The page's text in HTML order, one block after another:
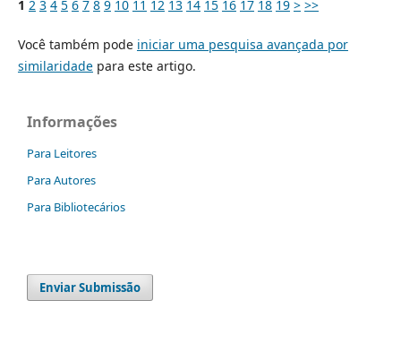
1 2 3 4 5 6 7 8 9 10 11 12 13 14 15 16 17 18 19 > >>
Você também pode iniciar uma pesquisa avançada por
similaridadepara este artigo.
Informações
Para Leitores
Para Autores
Para Bibliotecários
Enviar Submissão